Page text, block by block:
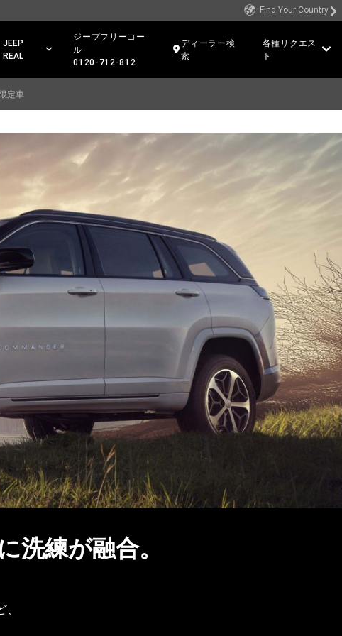
Find Your Country
JEEP
REAL
ジープフリーコー
ル
0120-712-812
ディーラー検
索
各種リクエス
ト
定車
洗練が融合。​